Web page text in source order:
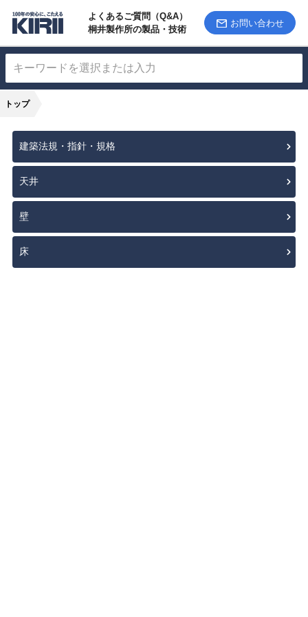
よくあるご質問（Q&A）
桐井製作所の製品・技術
お問い合わせ
トップ
建築法規・指針・規格
天井
壁
床